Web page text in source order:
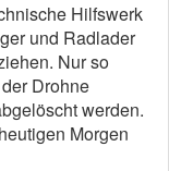
Hilfswerk
und Radlader
Nur so
Drohne
werden.
Morgen